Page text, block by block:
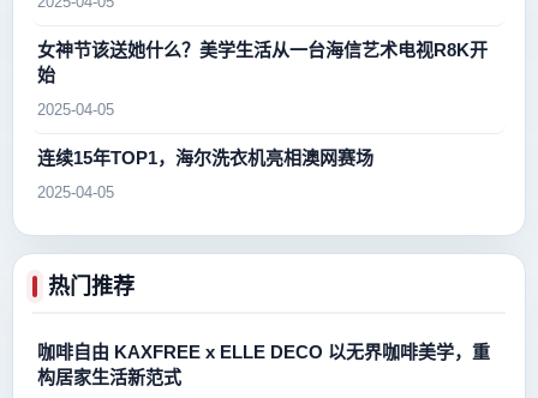
女神节该送她什么？美学生活从一台海信艺术电视R8K开
始
2025-04-05
连续15年TOP1，海尔洗衣机亮相澳网赛场
2025-04-05
热门推荐
咖啡自由 KAXFREE x ELLE DECO 以无界咖啡美学，重
构居家生活新范式